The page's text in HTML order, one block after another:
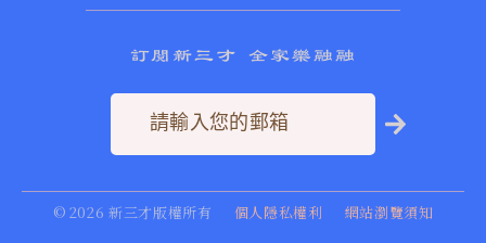
訂閱新三才 全家樂融融
© 2026 新三才版權所有 個人隱私權利 網站瀏覽須知